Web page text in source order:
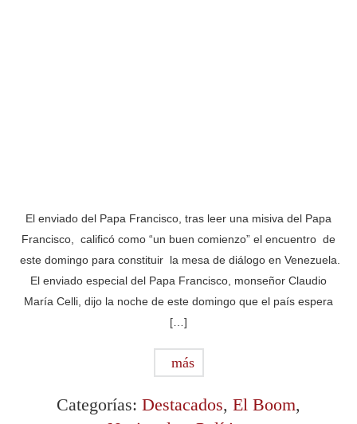
El enviado del Papa Francisco, tras leer una misiva del Papa
Francisco, calificó como “un buen comienzo” el encuentro de
este domingo para constituir la mesa de diálogo en Venezuela.
El enviado especial del Papa Francisco, monseñor Claudio
María Celli, dijo la noche de este domingo que el país espera
[…]
más
Categorías: Destacados, El Boom,